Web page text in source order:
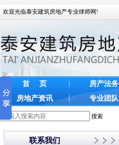
欢迎光临泰安建筑房地产专业律师网!
首 页 房产法务
房地产资讯
专业团队
搜索
联系我们